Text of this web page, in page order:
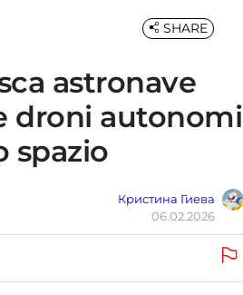
astronave
droni autonomi
spazio
Кристина Гиева
06.02.2026
SHARE